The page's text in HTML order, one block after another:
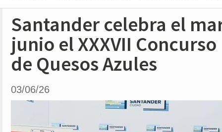
Santander celebra el
junio el XXXVII
de Quesos Azules
03/06/26